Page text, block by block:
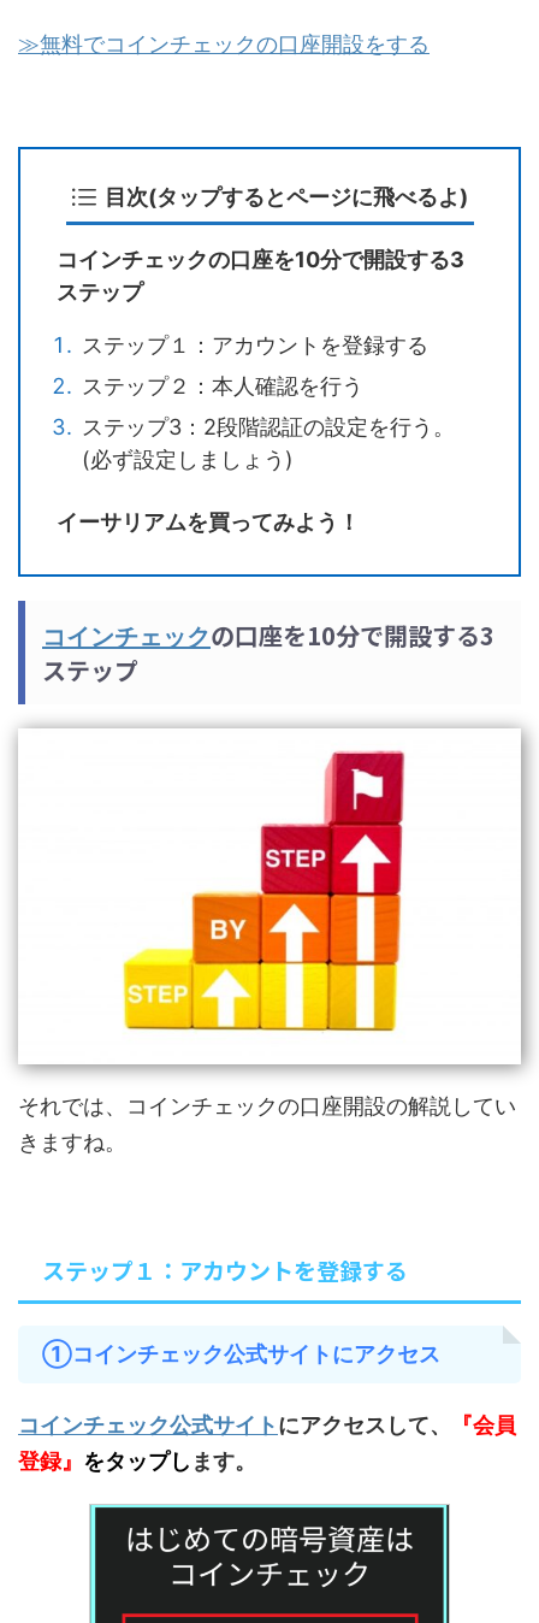
≫無料でコインチェックの口座開設をする
目次(タップするとページに飛べるよ)
コインチェックの口座を10分で開設する3
ステップ
ステップ１：アカウントを登録する
ステップ２：本人確認を行う
ステップ3：2段階認証の設定を行う。
(必ず設定しましょう)
イーサリアムを買ってみよう！
コインチェックの口座を10分で開設する3
ステップ
それでは、コインチェックの口座開設の解説してい
きますね。
ステップ１：アカウントを登録する
①コインチェック公式サイトにアクセス
コインチェック公式サイトにアクセスして、
『会員
登録』 をタップし ます。